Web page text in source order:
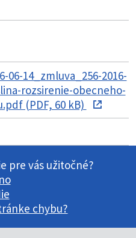
06-14_zmluva_256-2016-
rozsirenie-obecneho-
(PDF, 60 kB)
pre vás užitočné?
chybu?